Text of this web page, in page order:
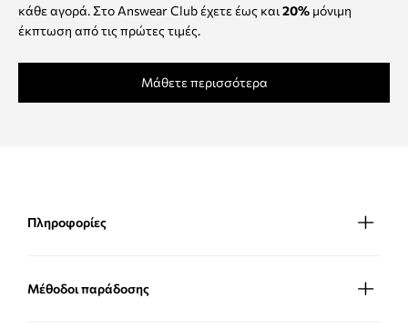
κάθε αγορά. Στο Answear Club έχετε έως και20% μόνιμη
έκπτωση από τις πρώτες τιμές.
Μάθετε περισσότερα
Πληροφορίες
Μέθοδοι παράδοσης